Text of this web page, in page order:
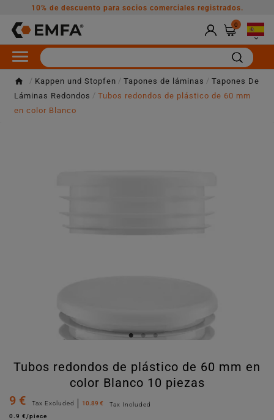
10% de descuento para socios comerciales registrados.
0

Kappen und Stopfen Tapones de láminas
Tapones De
Láminas Redondos
Tubos redondos de plástico de 60 mm
en color Blanco
Tubos redondos de plástico de 60 mm en
color Blanco 10 piezas
9 €
Tax Excluded 10.89 €
Tax Included
0.9 €/piece